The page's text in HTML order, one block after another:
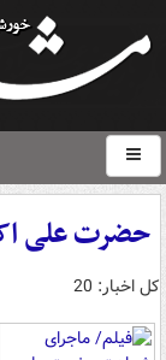
حضرت علی
کل اخبار: 20